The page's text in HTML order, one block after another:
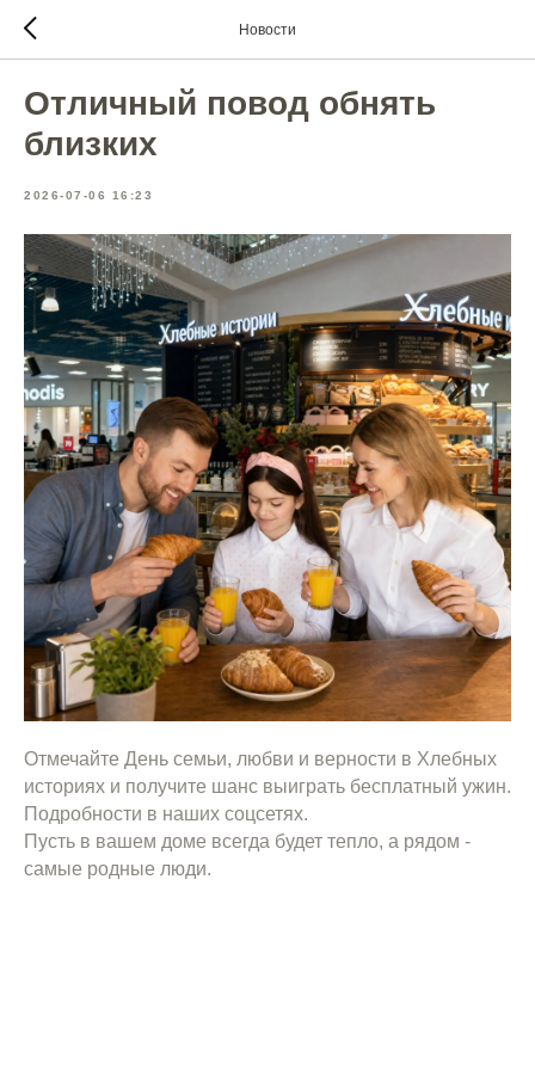
Новости
Отличный повод обнять
близких
2026-07-06 16:23
Отмечайте День семьи, любви и верности в Хлебных
историях и получите шанс выиграть бесплатный ужин.
Подробности в наших соцсетях.
Пусть в вашем доме всегда будет тепло, а рядом -
самые родные люди.